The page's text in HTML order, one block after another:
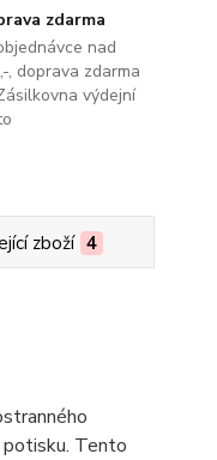
zdarma
nad
, doprava zdarma
výdejní
zboží 4
potisku. Tento